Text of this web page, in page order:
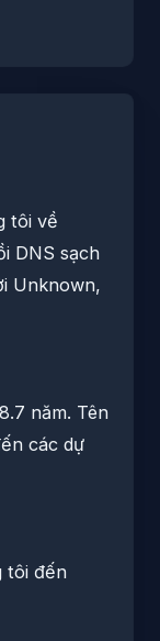
tôi về
DNS sạch
Unknown,
năm. Tên
các dự
tôi đến